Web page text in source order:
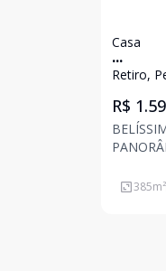
Casa
...
Retiro,
R$
de385m²